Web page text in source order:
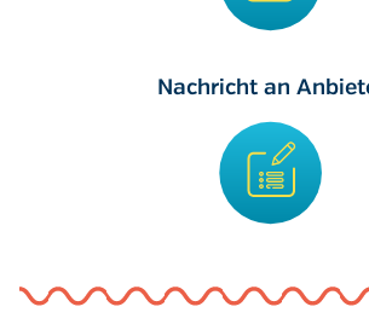
Nachricht an